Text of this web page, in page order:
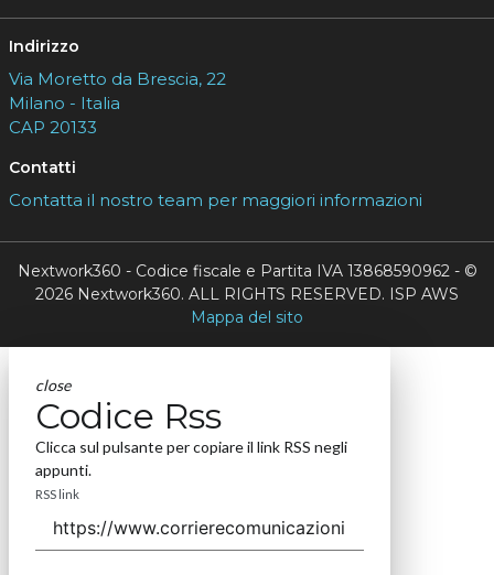
Indirizzo
Via Moretto da Brescia, 22
Milano - Italia
CAP 20133
Contatti
Contatta il nostro team per maggiori informazioni
Nextwork360 - Codice fiscale e Partita IVA 13868590962 - ©
2026 Nextwork360. ALL RIGHTS RESERVED. ISP AWS
Mappa del sito
close
Codice Rss
Clicca sul pulsante per copiare il link RSS negli
appunti.
RSS link